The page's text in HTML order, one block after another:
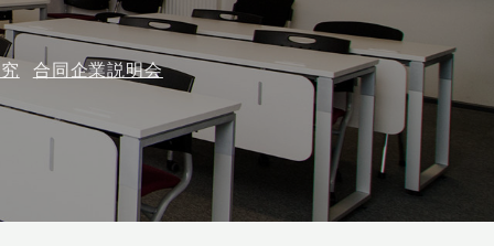
合同企業説明会